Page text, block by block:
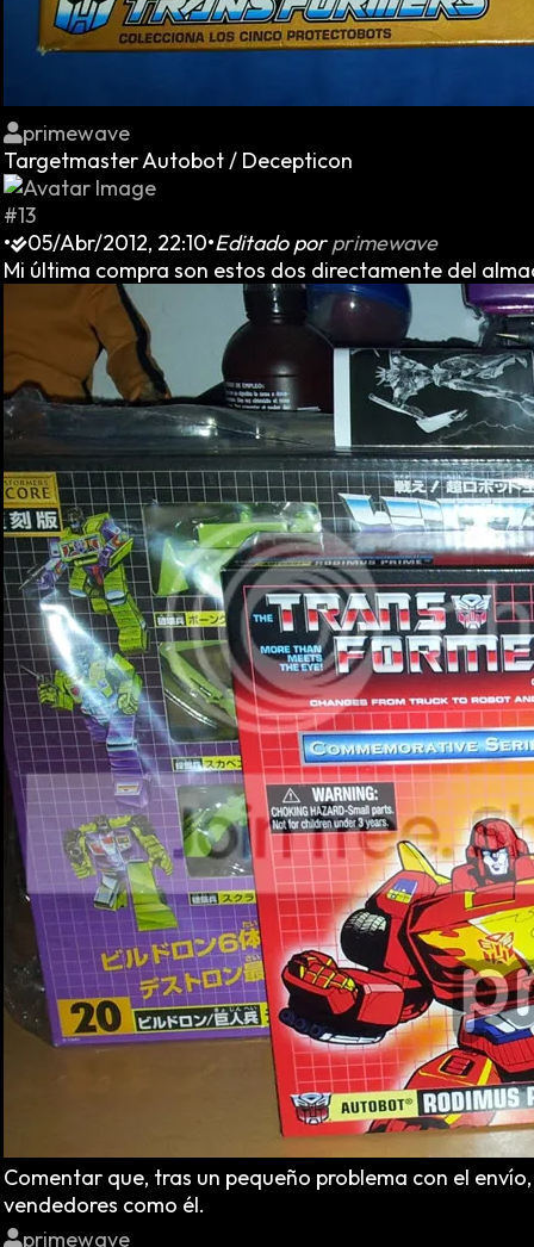
primewave
Targetmaster Autobot / Decepticon
#13
•
05/Abr/2012, 22:10•Editado porprimewave
Mi última compra son estos dos directamente del
Comentar que, tras un pequeño problema con el
vendedores como él.
primewave